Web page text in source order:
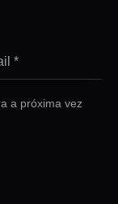
a próxima vez